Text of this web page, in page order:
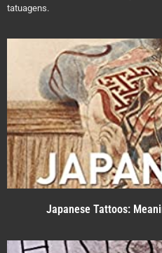
tatuagens.
Japanese Tattoos: